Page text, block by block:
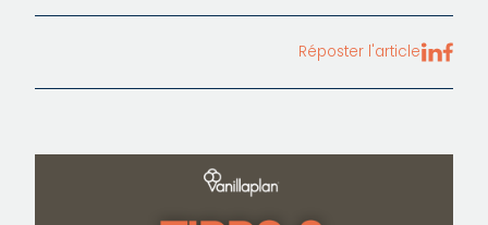
Réposter l'article